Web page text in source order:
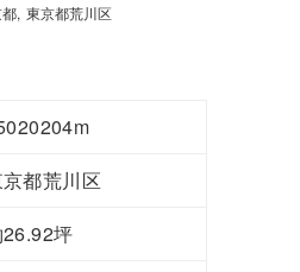
東京都荒川区
都荒川区
坪